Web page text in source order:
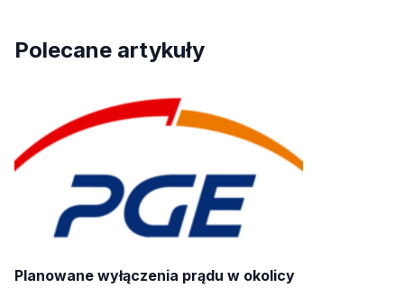
Polecane artykuły
Planowane wyłączenia prądu w okolicy